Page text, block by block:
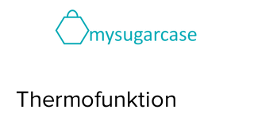
Thermofunktion